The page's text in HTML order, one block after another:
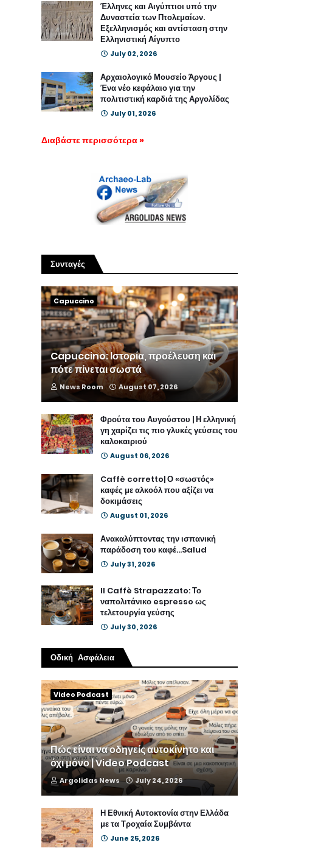
Έλληνες και Αιγύπτιοι υπό την
Δυναστεία των Πτολεμαίων.
Εξελληνισμός και αντίσταση στην
Ελληνιστική Αίγυπτο
July 02, 2026
Αρχαιολογικό Μουσείο Άργους |
Ένα νέο κεφάλαιο για την
πολιτιστική καρδιά της Αργολίδας
July 01, 2026
Διαβάστε περισσότερα »
Συνταγές
Capuccino
Capuccino: Ιστορία, προέλευση και
πότε πίνεται σωστά
News Room August 07, 2026
Φρούτα του Αυγούστου | Η ελληνική
γη χαρίζει τις πιο γλυκές γεύσεις του
καλοκαιριού
August 06, 2026
Caffè corretto| Ο «σωστός»
καφές με αλκοόλ που αξίζει να
δοκιμάσεις
August 01, 2026
Ανακαλύπτοντας την ισπανική
παράδοση του καφέ...Salud
July 31, 2026
Il Caffè Strapazzato: Το
ναπολιτάνικο espresso ως
τελετουργία γεύσης
July 30, 2026
Οδική Ασφάλεια
Video Podcast
Πώς είναι να οδηγείς αυτοκίνητο και
όχι μόνο | Video Podcast
Argolidas News July 24, 2026
Η Εθνική Αυτοκτονία στην Ελλάδα
με τα Τροχαία Συμβάντα
June 25, 2026